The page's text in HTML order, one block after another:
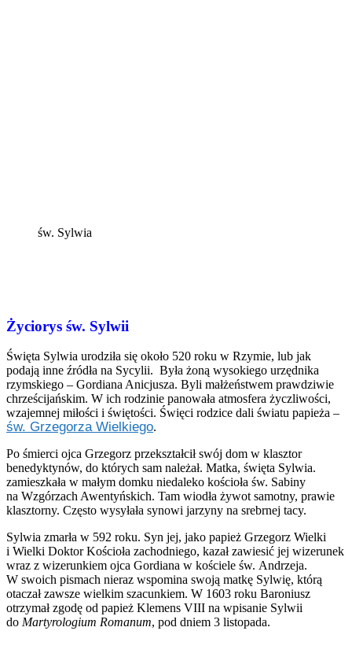
św. Sylwia
Życiorys św. Sylwii
Święta Sylwia urodziła się około 520 roku w Rzymie, lub jak
podają inne źródła na Sycylii. Była żoną wysokiego urzędnika
rzymskiego – Gordiana Anicjusza. Byli małżeństwem praw­dziwie
chrześcijańskim. W ich rodzinie panowała atmosfera życzliwości,
wzajemnej miłości i świętości. Święci rodzice dali światu papieża –
św. Grzegorza Wielkiego.
Po śmierci ojca Grzegorz przekształcił swój dom w klasztor
benedyktynów, do których sam należał. Matka, święta Sylwia.
zamieszkała w małym domku niedaleko koś­cioła św. Sabiny
na Wzgórzach Awentyńskich. Tam wiodła żywot samotny, prawie
klasztorny. Często wysyłała synowi jarzyny na srebrnej tacy.
Sylwia zmarła w 592 roku. Syn jej, jako papież Grzegorz Wielki
i Wielki Doktor Kościoła zachodniego, kazał zawiesić jej wizerunek
wraz z wize­runkiem ojca Gordiana w kościele św. Andrzeja.
W swoich pismach nieraz wspomina swoją matkę Sylwię, którą
otaczał zawsze wielkim szacunkiem. W 1603 roku Baroniusz
otrzymał zgodę od papież Klemens VIII na wpisanie Sylwii
do Martyrologium Romanum, pod dniem 3 listopada.